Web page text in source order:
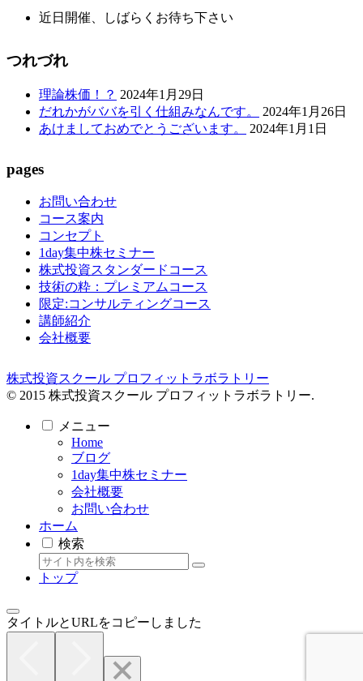
近日開催、しばらくお待ち下さい
つれづれ
理論株価！？ 2024年1月29日
だれかがババを引く仕組みなんです。
2024年1月26日
あけましておめでとうございます。
2024年1月1日
pages
お問い合わせ
コース案内
コンセプト
1day集中株セミナー
株式投資スタンダードコース
技術の粋：プレミアムコース
限定:コンサルティングコース
講師紹介
会社概要
株式投資スクール プロフィットラボラトリー
© 2015 株式投資スクール プロフィットラボラトリー.
メニュー
Home
ブログ
1day集中株セミナー
会社概要
お問い合わせ
ホーム
検索
トップ
タイトルとURLをコピーしました